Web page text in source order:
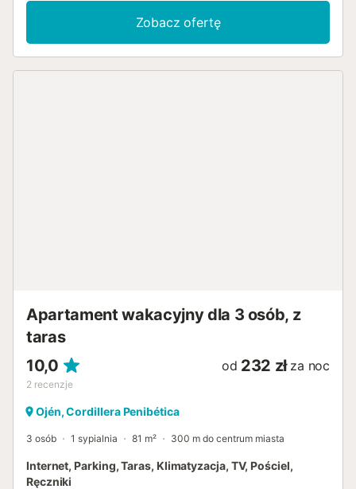
Zobacz ofertę
Apartament wakacyjny dla 3 osób, z
taras
10,0
2 recenzje
od 232 zł za noc
Ojén, Cordillera Penibética
3 osób 1 sypialnia 81 m² 300 m do centrum miasta
Internet, Parking, Taras, Klimatyzacja, TV, Pościel,
Ręczniki